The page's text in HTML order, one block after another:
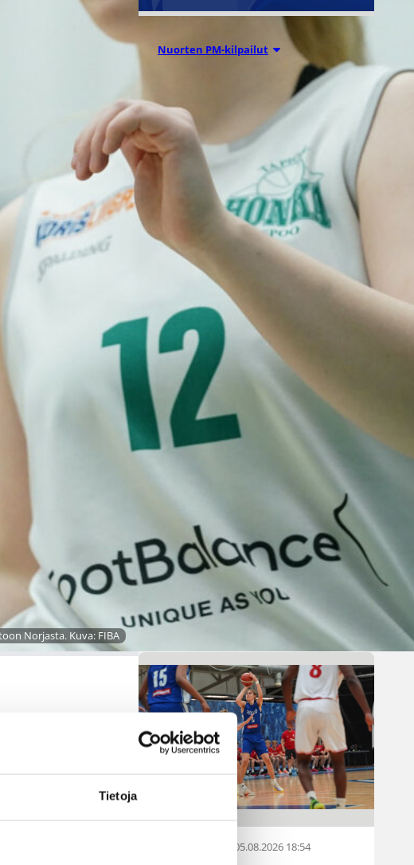
Tietoja
Norjasta. Kuva: FIBA
Nuorten PM-kilpailut
Suomen 15-
vuotiaat tytöt
voittivat
Islannin
Nordic Open -
turnauksen
toisessa
ottelussa
Suomen 15-vuotiaiden tyttöjen
pelattavassa Nordic Open -
turnauksessa kaatamalla
Islannin vakuuttavasti 70–47.
Sudenpennut kohtaa huomenna
turnauksen päätösottelussa
Latvian klo 15.
05.08.2026 18:54